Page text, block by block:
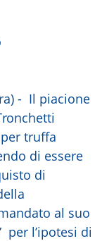
- Il piacione
truffa
di essere
di
al suo
per l’ipotesi di